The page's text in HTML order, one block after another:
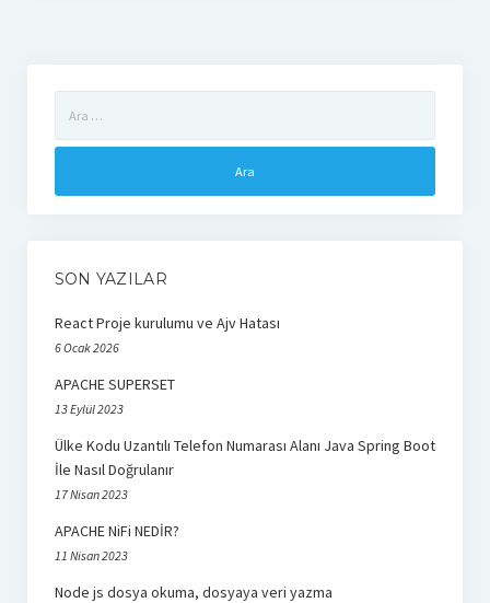
Zeynep Koyun
SON YAZILAR
React Proje kurulumu ve Ajv Hatası
6 Ocak 2026
APACHE SUPERSET
13 Eylül 2023
Ülke Kodu Uzantılı Telefon Numarası Alanı Java Spring Boot
İle Nasıl Doğrulanır
17 Nisan 2023
APACHE NiFi NEDİR?
11 Nisan 2023
Node js dosya okuma, dosyaya veri yazma